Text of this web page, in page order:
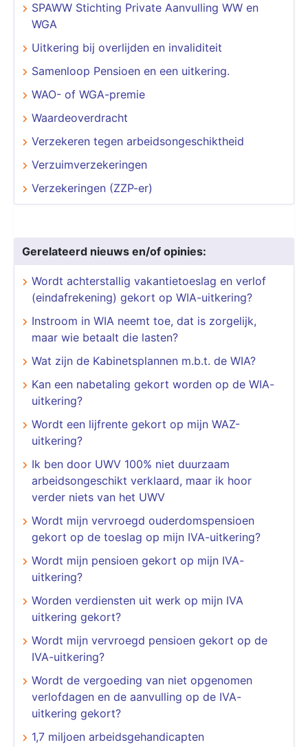
SPAWW Stichting Private Aanvulling WW en
WGA
Uitkering bij overlijden en invaliditeit
Samenloop Pensioen en een uitkering.
WAO- of WGA-premie
Waardeoverdracht
Verzekeren tegen arbeidsongeschiktheid
Verzuimverzekeringen
Verzekeringen (ZZP-er)
Gerelateerd nieuws en/of opinies:
Wordt achterstallig vakantietoeslag en verlof
(eindafrekening) gekort op WIA-uitkering?
​​​​​​​Instroom in WIA neemt toe, dat is zorgelijk,
maar wie betaalt die lasten?
Wat zijn de Kabinetsplannen m.b.t. de WIA?
Kan een nabetaling gekort worden op de WIA-
uitkering?
Wordt een lijfrente gekort op mijn WAZ-
uitkering?
Ik ben door UWV 100% niet duurzaam
arbeidsongeschikt verklaard, maar ik hoor
verder niets van het UWV
Wordt mijn vervroegd ouderdomspensioen
gekort op de toeslag op mijn IVA-uitkering?
Wordt mijn pensioen gekort op mijn IVA-
uitkering?
Worden verdiensten uit werk op mijn IVA
uitkering gekort?
Wordt mijn vervroegd pensioen gekort op de
IVA-uitkering?
Wordt de vergoeding van niet opgenomen
verlofdagen en de aanvulling op de IVA-
uitkering gekort?
1,7 miljoen arbeidsgehandicapten